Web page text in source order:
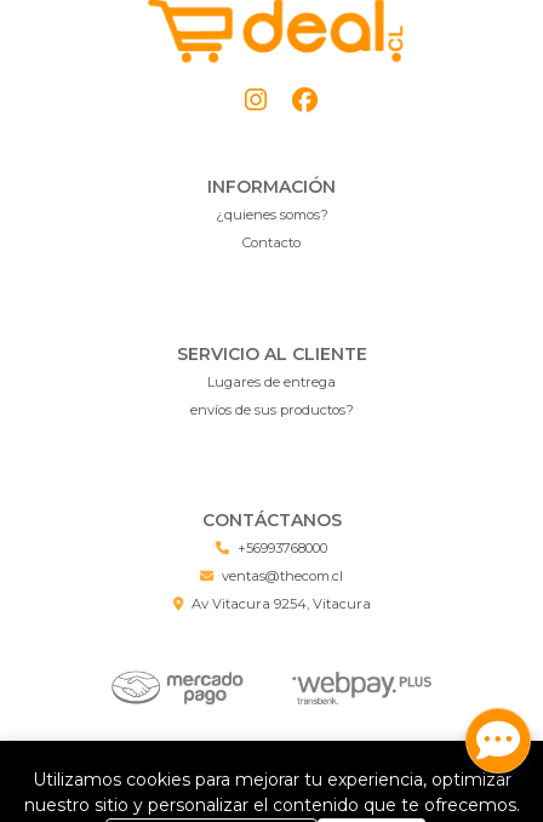
INFORMACIÓN
¿quienes somos?
Contacto
SERVICIO AL CLIENTE
Lugares de entrega
envíos de sus productos?
CONTÁCTANOS
+56993768000
ventas@thecom.cl
Av Vitacura 9254, Vitacura
Deal Chile Grandes Marcas, Mejores Precios © 2026
¿Te gusta mi tienda? Yo vendo conBsale
Utilizamos cookies para mejorar tu experiencia, optimizar
nuestro sitio y personalizar el contenido que te ofrecemos.